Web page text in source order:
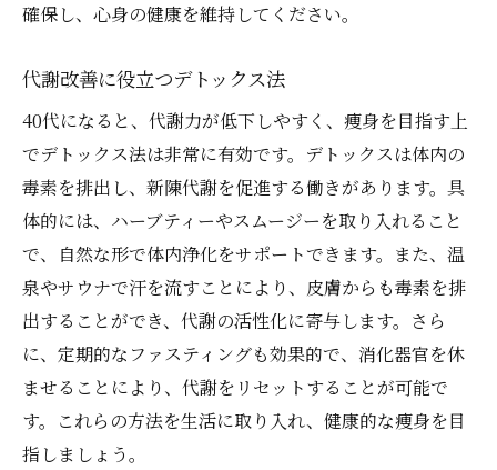
確保し、心身の健康を維持してください。
代謝改善に役立つデトックス法
40代になると、代謝力が低下しやすく、痩身を目指す上
でデトックス法は非常に有効です。デトックスは体内の
毒素を排出し、新陳代謝を促進する働きがあります。具
体的には、ハーブティーやスムージーを取り入れること
で、自然な形で体内浄化をサポートできます。また、温
泉やサウナで汗を流すことにより、皮膚からも毒素を排
出することができ、代謝の活性化に寄与します。さら
に、定期的なファスティングも効果的で、消化器官を休
ませることにより、代謝をリセットすることが可能で
す。これらの方法を生活に取り入れ、健康的な痩身を目
指しましょう。